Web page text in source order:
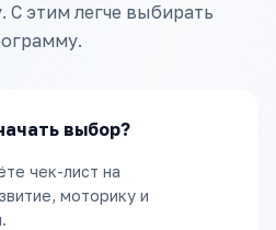
С этим легче выбирать
выбор?
чек-лист на
моторику и